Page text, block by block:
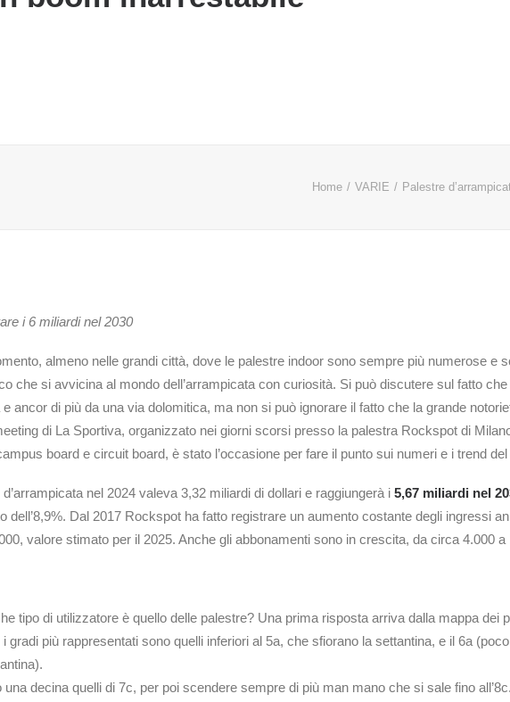
Home VARIE Palestre
i 6 miliardi nel 2030
almeno nelle grandi città, dove le palestre indoor sono sempre più numerose e
che si avvicina al mondo dell’arrampicata con curiosità. Si può discutere sul fatto che
ancor di più da una via dolomitica, ma non si può ignorare il fatto che la grande
di La Sportiva, organizzato nei giorni scorsi presso la palestra Rockspot di
board e circuit board, è stato l’occasione per fare il punto sui numeri e i trend
nel 2024 valeva 3,32 miliardi di dollari e raggiungerà i 5,67 miliardi nel
Dal 2017 Rockspot ha fatto registrare un aumento costante degli ingressi
valore stimato per il 2025. Anche gli abbonamenti sono in crescita, da circa 4.000 a
tipo di utilizzatore è quello delle palestre? Una prima risposta arriva dalla mappa dei
i gradi più rappresentati sono quelli inferiori al 5a, che sfiorano la settantina, e il 6a
una decina quelli di 7c, per poi scendere sempre di più man mano che si sale fino